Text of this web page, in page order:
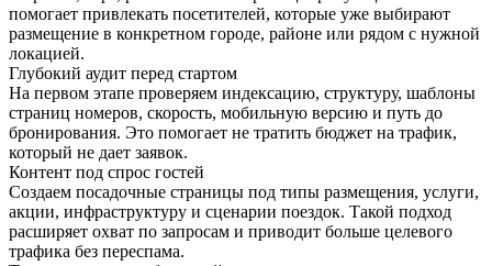
помогает привлекать посетителей, которые уже выбирают
размещение в конкретном городе, районе или рядом с нужной
локацией.
Глубокий аудит перед стартом
На первом этапе проверяем индексацию, структуру, шаблоны
страниц номеров, скорость, мобильную версию и путь до
бронирования. Это помогает не тратить бюджет на трафик,
который не дает заявок.
Контент под спрос гостей
Создаем посадочные страницы под типы размещения, услуги,
акции, инфраструктуру и сценарии поездок. Такой подход
расширяет охват по запросам и приводит больше целевого
трафика без переспама.